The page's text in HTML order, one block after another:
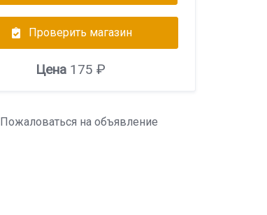
Проверить магазин
Цена175 ₽
Пожаловаться на объявление